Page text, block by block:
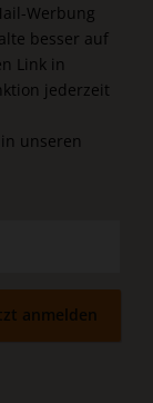
Werbung
besser auf
Link in
jederzeit
unseren
anmelden